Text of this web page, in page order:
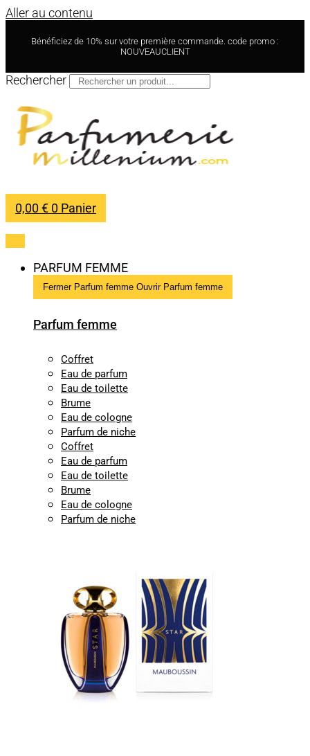
Aller au contenu
Bénéficiez de 10% sur votre première commande. code promo :
NOUVEAUCLIENT
Rechercher
0,00€ 0 Panier
PARFUM FEMME
Fermer Parfum femme Ouvrir Parfum femme
Parfum femme
Coffret
Eau de parfum
Eau de toilette
Brume
Eau de cologne
Parfum de niche
Coffret
Eau de parfum
Eau de toilette
Brume
Eau de cologne
Parfum de niche